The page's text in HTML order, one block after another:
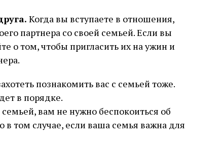
Когда вы вступаете в отношения,
партнера со своей семьей. Если вы
о том, чтобы пригласить их на ужин и
познакомить вас с семьей тоже.
в порядке.
вам не нужно беспокоиться об
в том случае, если ваша семья важна для